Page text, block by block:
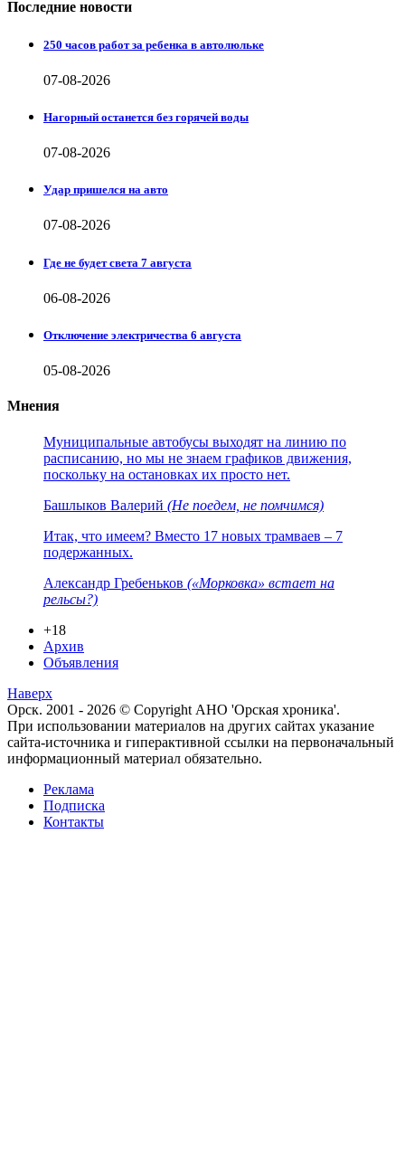
Последние новости
250 часов работ за ребенка в автолюльке
07-08-2026
Нагорный останется без горячей воды
07-08-2026
Удар пришелся на авто
07-08-2026
Где не будет света 7 августа
06-08-2026
Отключение электричества 6 августа
05-08-2026
Мнения
Муниципальные автобусы выходят на линию по
расписанию, но мы не знаем графиков движения,
поскольку на остановках их просто нет.
Башлыков Валерий (Не поедем, не помчимся)
Итак, что имеем? Вместо 17 новых трамваев – 7
подержанных.
Александр Гребеньков («Морковка» встает на
рельсы?)
+18
Архив
Объявления
Наверх
Орск. 2001 - 2026 © Copyright АНО 'Орская хроника'.
При использовании материалов на других сайтах указание
сайта-источника и гиперактивной ссылки на первоначальный
информационный материал обязательно.
Реклама
Подписка
Контакты